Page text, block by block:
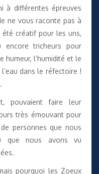
à différentes épreuves
ne vous raconte pas à
créatif pour les uns,
tricheurs pour
humeur, l’humidité et le
dans le réfectoire !
pouvaient faire leur
très émouvant pour
personnes que nous
que nous avons vu
pourquoi les Zoeux